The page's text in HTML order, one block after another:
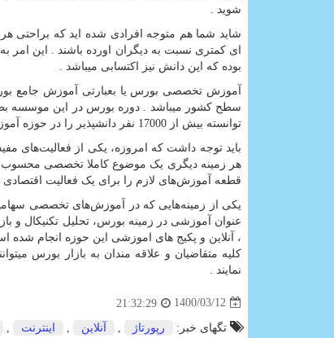
شوید .
شاید شما هم متوجه افرادی شده اید که براحتی
ای کمتری نسبت به دیگران اورده باشند . این
بوده که این دانش نیز
آموزش تخصصی بورس یا بعبارتی آموزش جامع
سطح کشور میباشد . دوره بورس در این موسسه
توانسته بیش از 17000 نفر دانشپذیر را در حوزه آموزش بورس و آموزش فارکس راهی بازارهای مالی و سرمایه گذاری کند .
باید توجه داشت که امروزه، یکی از فعالیت‌های
هر زمینه دیگری یک موضوع کاملا تخصصی محسوب
قطعه آموزش‌های لازم را برای یک فعالیت اقتصادی
، آنلاین و پکیج های اموزشی این حوزه انجام شده
کلیه متقاضیان و علاقه مندان به بازار بورس
نمایند .
1400/03/12
21:32:29
تگهای خبر: رپورتاژ آنلاین اینترنت